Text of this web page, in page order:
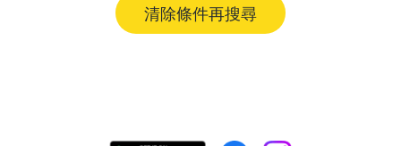
清除條件再搜尋